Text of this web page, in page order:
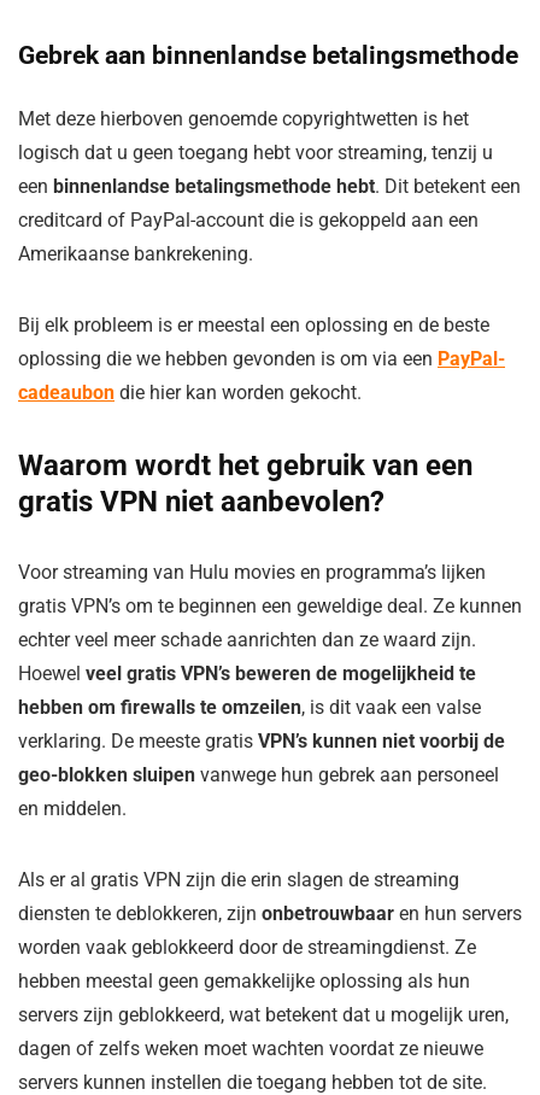
Gebrek aan binnenlandse betalingsmethode
Met deze hierboven genoemde copyrightwetten is het
logisch dat u geen toegang hebt voor streaming, tenzij u
een binnenlandse betalingsmethode hebt. Dit betekent een
creditcard of PayPal-account die is gekoppeld aan een
Amerikaanse bankrekening.
Bij elk probleem is er meestal een oplossing en de beste
oplossing die we hebben gevonden is om via een PayPal-
cadeaubon die hier kan worden gekocht.
Waarom wordt het gebruik van een
gratis VPN niet aanbevolen?
Voor streaming van Hulu movies en programma’s lijken
gratis VPN’s om te beginnen een geweldige deal. Ze kunnen
echter veel meer schade aanrichten dan ze waard zijn.
Hoewel veel gratis VPN’s beweren de mogelijkheid te
hebben om firewalls te omzeilen, is dit vaak een valse
verklaring. De meeste gratis VPN’s kunnen niet voorbij de
geo-blokken sluipen vanwege hun gebrek aan personeel
en middelen.
Als er al gratis VPN zijn die erin slagen de streaming
diensten te deblokkeren, zijn onbetrouwbaar en hun servers
worden vaak geblokkeerd door de streamingdienst. Ze
hebben meestal geen gemakkelijke oplossing als hun
servers zijn geblokkeerd, wat betekent dat u mogelijk uren,
dagen of zelfs weken moet wachten voordat ze nieuwe
servers kunnen instellen die toegang hebben tot de site.